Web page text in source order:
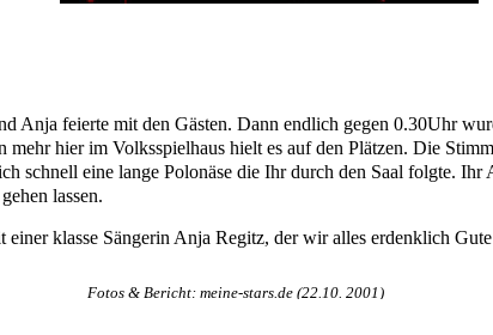
Anja feierte mit den Gästen. Dann endlich gegen 0.30Uhr
hier im Volksspielhaus hielt es auf den Plätzen. Die
schnell eine lange Polonäse die Ihr durch den Saal folgte.
lassen.
einer klasse Sängerin Anja Regitz, der wir alles erdenklich
Fotos & Bericht: meine-stars.de (22.10. 2001)